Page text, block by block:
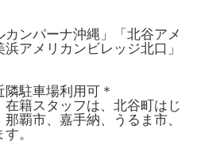
ンパーナ沖縄」「北谷アメ
アメリカンビレッジ北口」
駐車場利用可＊
籍スタッフは、北谷町はじ
覇市、嘉手納、うるま市、
。